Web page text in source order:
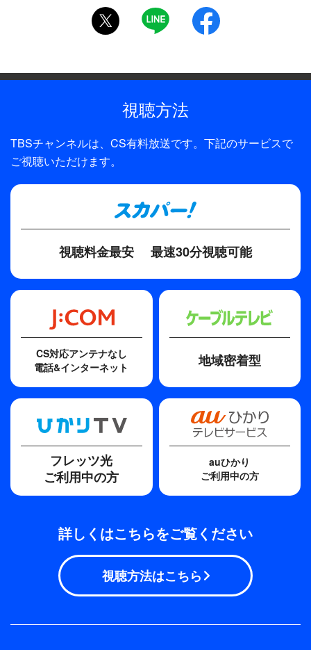
45話
プロデューサー
鈴木聡
日名子雅彦、吉田使憲、岡島明
深見じゅん（集英社）
中谷まゆみ
主題歌
しあわせまだかい
歌手
楠瀬誠志郎
twitter
LINE
視聴方法
TBSチャンネルは、CS有料放送です。下記のサービスで
ご視聴いただけます。
視聴料金最安 最速30分視聴可能
CS対応アンテナなし
電話&インターネット
地域密着型
フレッツ光
ご利用中の方
auひかり
ご利用中の方
詳しくはこちらをご覧ください
視聴方法はこちら